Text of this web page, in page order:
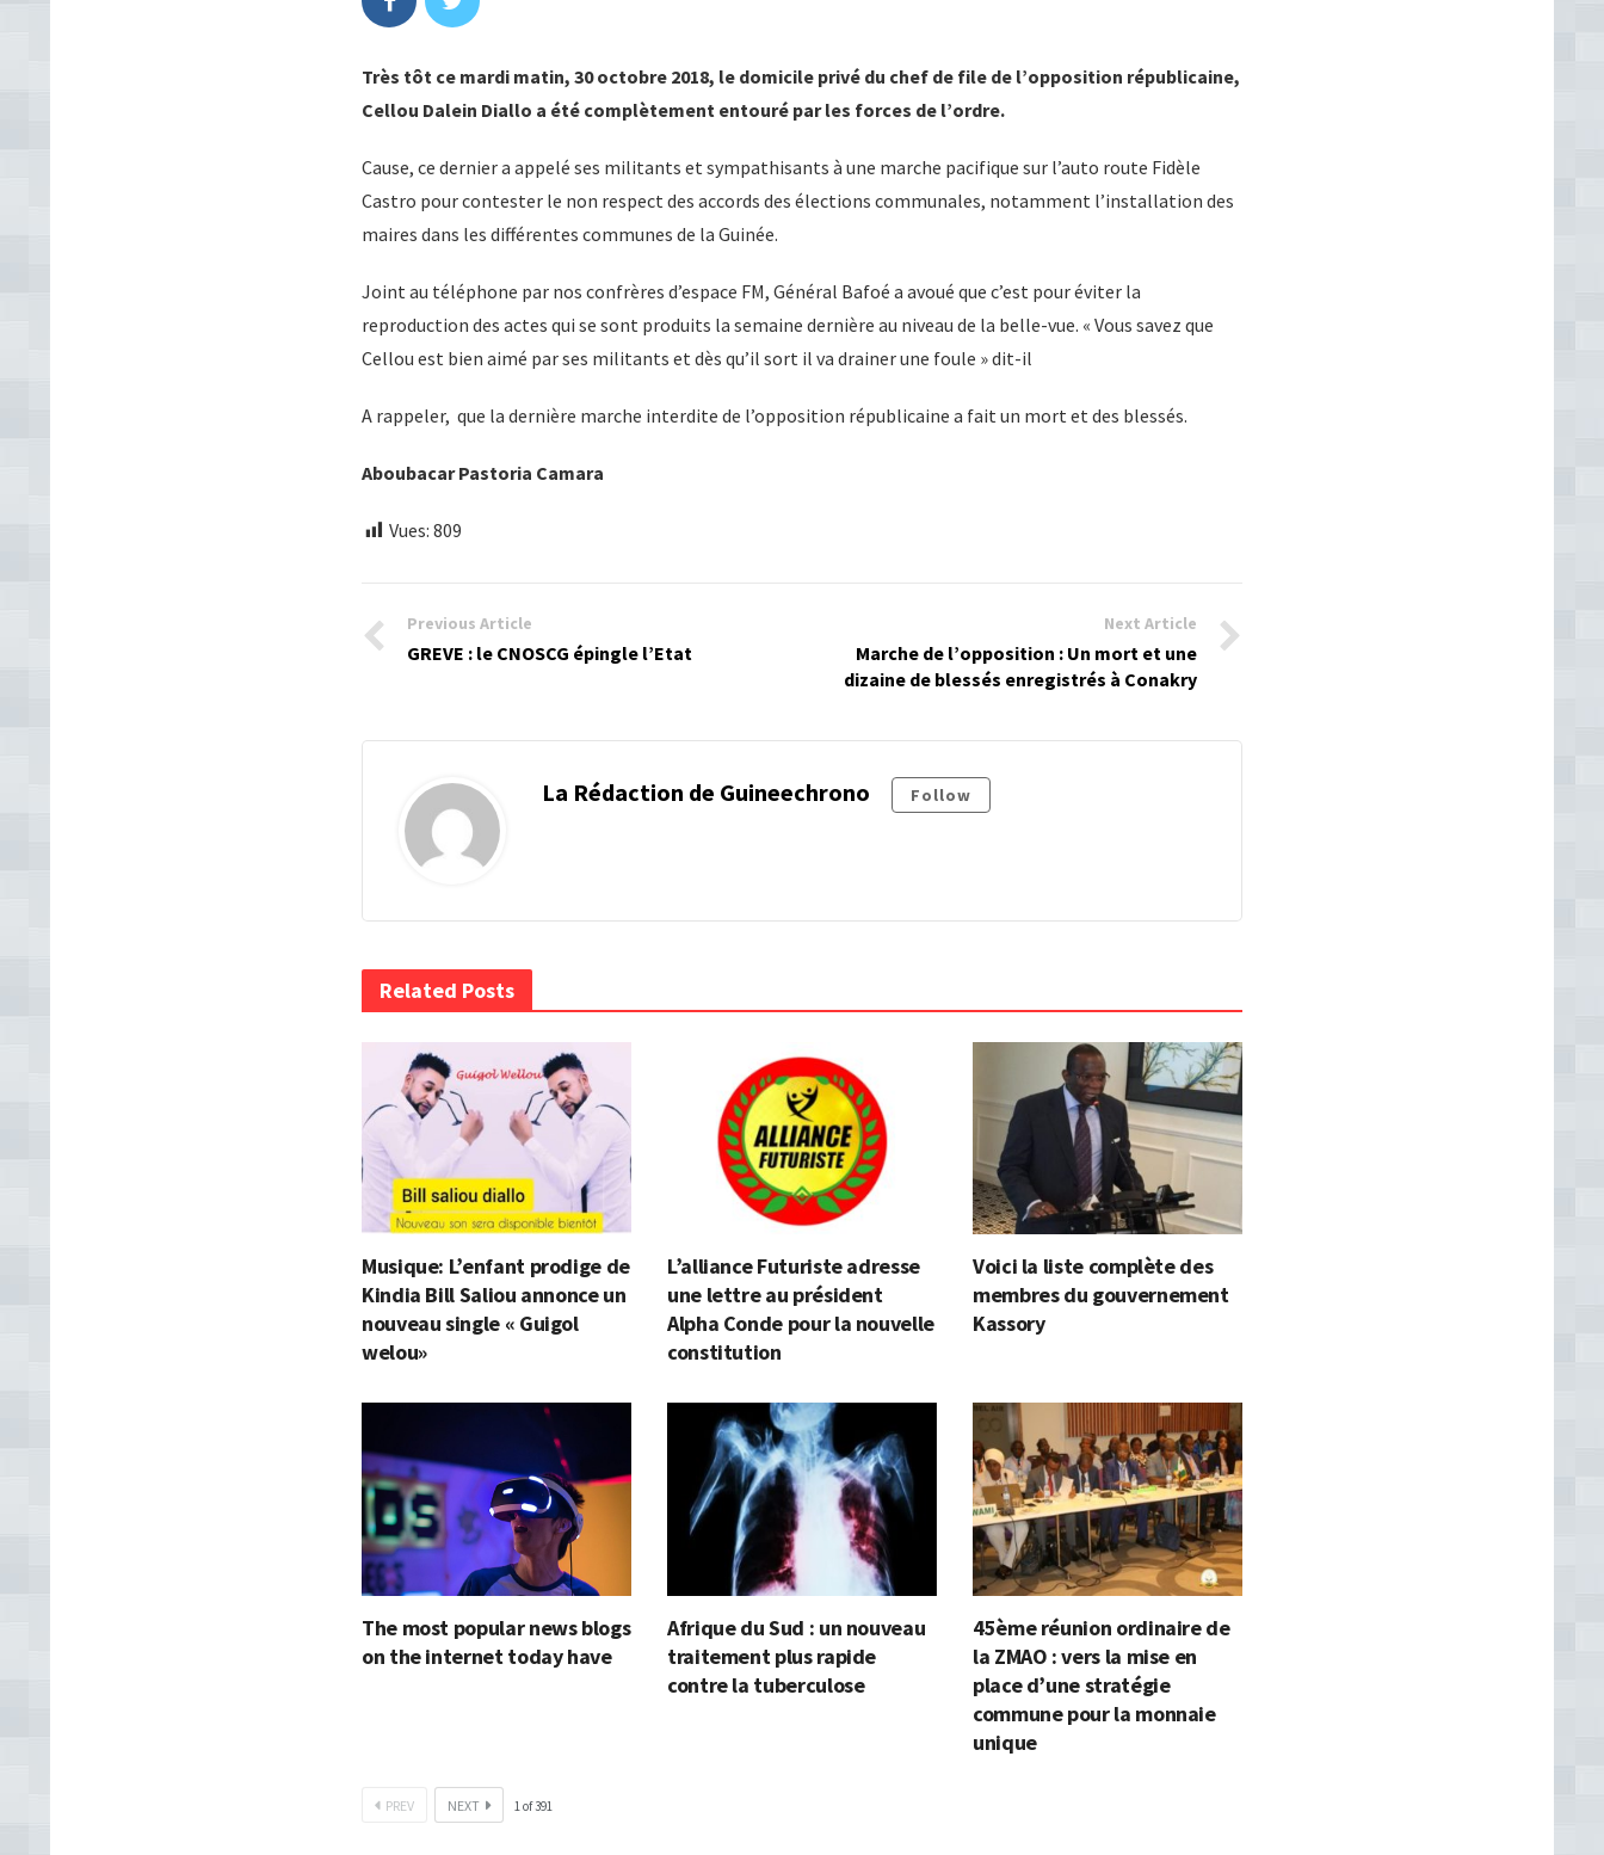
Très tôt ce mardi matin, 30 octobre 2018, le domicile privé du chef de file de l’opposition républicaine,
Cellou Dalein Diallo a été complètement entouré par les forces de l’ordre.
Cause, ce dernier a appelé ses militants et sympathisants à une marche pacifique sur l’auto route Fidèle
Castro pour contester le non respect des accords des élections communales, notamment l’installation des
maires dans les différentes communes de la Guinée.
Joint au téléphone par nos confrères d’espace FM, Général Bafoé a avoué que c’est pour éviter la
reproduction des actes qui se sont produits la semaine dernière au niveau de la belle-vue. « Vous savez que
Cellou est bien aimé par ses militants et dès qu’il sort il va drainer une foule » dit-il
A rappeler, que la dernière marche interdite de l’opposition républicaine a fait un mort et des blessés.
Aboubacar Pastoria Camara
Vues: 809
Previous Article
GREVE : le CNOSCG épingle l’Etat
Next Article
Marche de l’opposition : Un mort et une
dizaine de blessés enregistrés à Conakry
La Rédaction de Guineechrono Follow
Related Posts
Musique: L’enfant prodige de
Kindia Bill Saliou annonce un
nouveau single « Guigol
welou»
L’alliance Futuriste adresse
une lettre au président
Alpha Conde pour la nouvelle
constitution
Voici la liste complète des
membres du gouvernement
Kassory
The most popular news blogs
on the internet today have
Afrique du Sud : un nouveau
traitement plus rapide
contre la tuberculose
45ème réunion ordinaire de
la ZMAO : vers la mise en
place d’une stratégie
commune pour la monnaie
unique
PREV NEXT 1 of391